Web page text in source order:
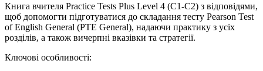
Книга вчителя Practice Tests Plus Level 4 (С1-C2) з відповідями,
щоб допомогти підготуватися до складання тесту Pearson Test
of English General (PTE General), надаючи практику з усіх
розділів, а також вичерпні вказівки та стратегії.
Ключові особливості: